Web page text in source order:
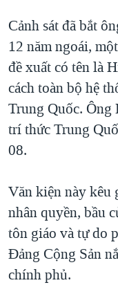
KHOA HỌC
SỨC KHOẺ
VĂN HOÁ
THỂ THAO
GIÁO DỤC
NGÀY TỊ NẠN THẾ
TRỊNH VĨNH BÌNH
GROUND ZERO –
CHI PHÍ CHIẾN
CÁC GIÁ TRỊ
NGƯ DÂN VIỆT VÀ
BÊN KIA QUỐC
QUAN HỆ VIỆT MỸ
Ngôn ngữ khác
Cảnh sát đã bắt
12 năm ngoái,
đề xuất có tên là
cách toàn bộ hệ
Trung Quốc. Ông
trí thức Trung
08.
Văn kiện này kêu
nhân quyền, bầu
tôn giáo và tự do
Đảng Cộng Sản
chính phủ.